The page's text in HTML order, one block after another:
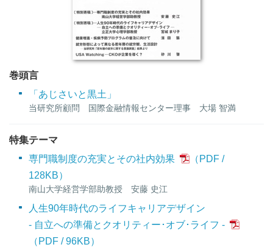
巻頭言
「あじさいと黒土」
当研究所顧問 国際金融情報センター理事 大場 智満
特集テーマ
専門職制度の充実とその社内効果
128KB）
南山大学経営学部助教授 安藤 史江
人生90年時代のライフキャリアデザイン
- 自立への準備とクオリティー･オブ･ライフ -
96KB）